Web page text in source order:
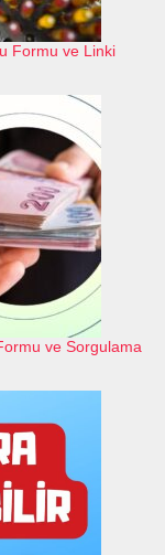
Formu ve Linki
ve Sorgulama